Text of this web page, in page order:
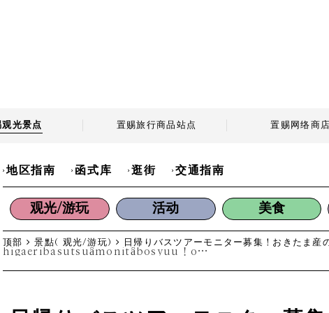
观光景点 置赐旅行商品站点 置赐网络商店
地区指南 函式库 逛街 交通指南
观光/游玩 活动 美食
顶部 景點( 观光/游玩) 日帰りバスツアーモニター募集！おきたま産の３
higaeribasutsuâmonitâbosyuu！okitamasanno３syokunomamewotsukattatoufudukuritaiken+nanyounokikumatsurikengaku